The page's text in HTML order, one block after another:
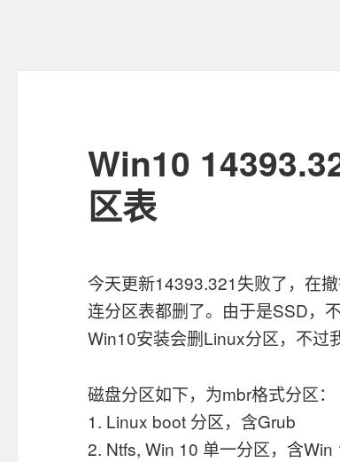
Win10
区表
今天更新14393.321失败了，在
连分区表都删了。由于是SSD，
Win10安装会删Linux分区，不过
磁盘分区如下，为mbr格式分区：
1. Linux boot 分区，含Grub
2. Ntfs, Win 10 单一分区，含Win